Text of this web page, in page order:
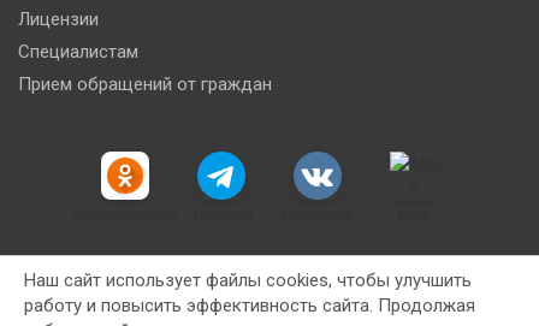
Лицензии
Специалистам
Прием обращений от граждан
Наш сайт использует файлы cookies, чтобы улучшить
работу и повысить эффективность сайта. Продолжая